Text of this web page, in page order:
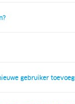
gebruiker